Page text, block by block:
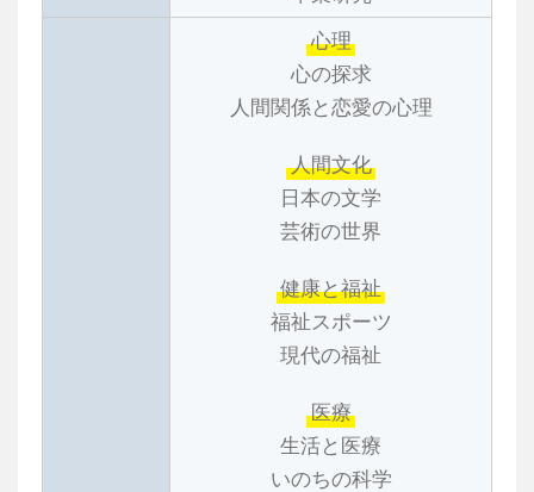
心理
心の探求
人間関係と恋愛の心理
人間文化
日本の文学
芸術の世界
健康と福祉
福祉スポーツ
現代の福祉
医療
生活と医療
いのちの科学